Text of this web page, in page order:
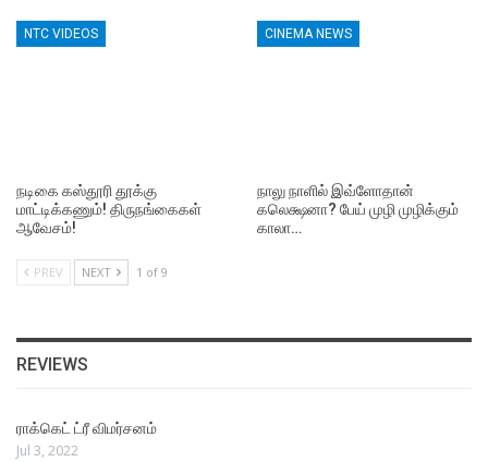
NTC VIDEOS
நடிகை கஸ்தூரி தூக்கு
மாட்டிக்கணும்! திருநங்கைகள்
ஆவேசம்!
CINEMA NEWS
நாலு நாளில் இவ்ளோதான்
கலெக்ஷனா? பேய் முழி முழிக்கும்
காலா…
PREV NEXT 1 of 9
REVIEWS
ராக்கெட் ட்ரீ விமர்சனம்
Jul 3, 2022